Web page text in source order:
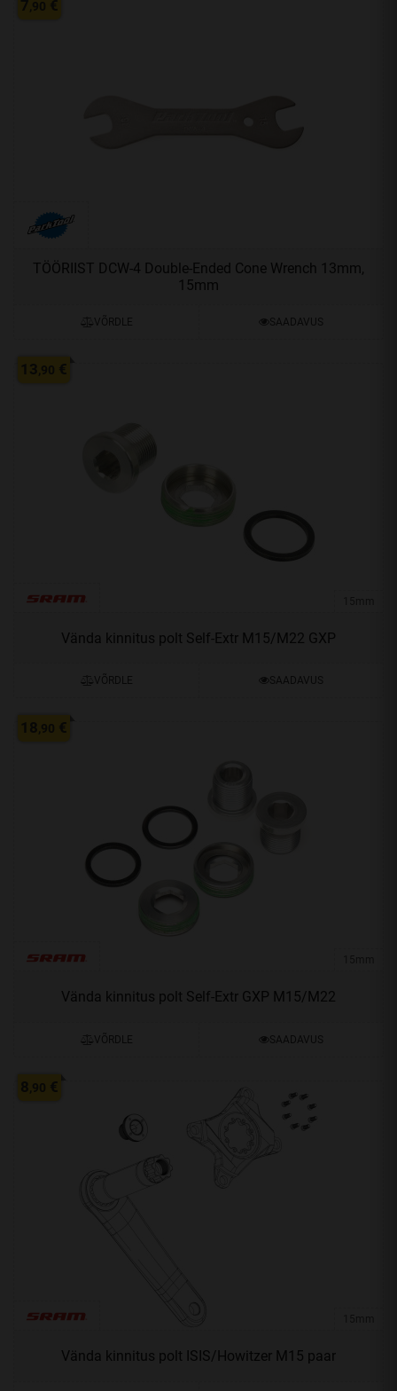
TÖÖRIIST DCW-4 Double-Ended Cone Wrench 13mm,
15mm
VÕRDLE SAADAVUS
7,90 €
Vända kinnitus polt Self-Extr M15/M22 GXP
VÕRDLE SAADAVUS
13,90 €
Vända kinnitus polt Self-Extr GXP M15/M22
VÕRDLE SAADAVUS
18,90 €
Vända kinnitus polt ISIS/Howitzer M15 paar
8,90 €